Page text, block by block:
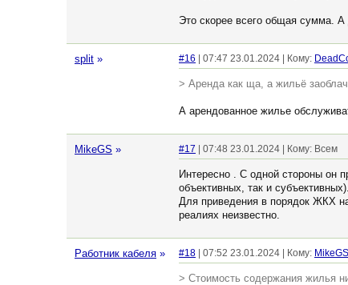
Это скорее всего общая сумма. А
split » #16 | 07:47 23.01.2024 | Кому:
> Аренда как ща, а жильё
А арендованное жилье
MikeGS » #17 | 07:48 23.01.2024 | Кому: Всем
Интересно . С одной стороны он
объективных, так и субъективных).
Для приведения в порядок ЖКХ
реалиях неизвестно.
Работник кабеля » #18 | 07:52 23.01.2024 | Кому: MikeGS
> Стоимость содержания жилья